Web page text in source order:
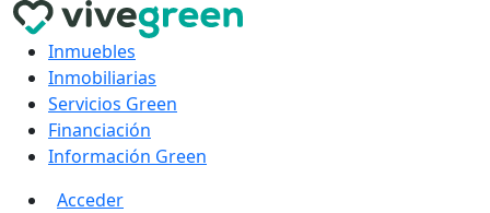
Inmuebles
Inmobiliarias
Servicios Green
Financiación
Información Green
Acceder